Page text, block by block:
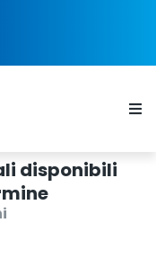
disponibili